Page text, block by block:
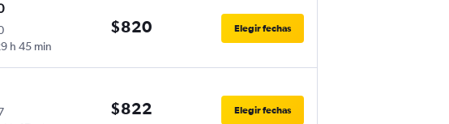
h 45 min
$820 Elegir fechas
$822 Elegir fechas